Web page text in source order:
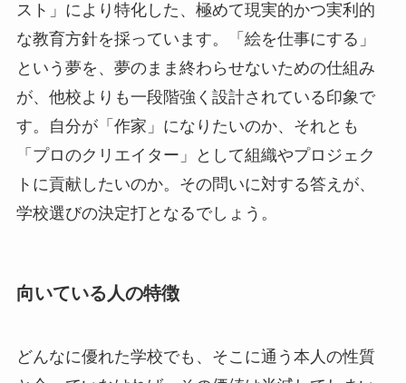
スト」により特化した、極めて現実的かつ実利的
な教育方針を採っています。「絵を仕事にする」
という夢を、夢のまま終わらせないための仕組み
が、他校よりも一段階強く設計されている印象で
す。自分が「作家」になりたいのか、それとも
「プロのクリエイター」として組織やプロジェク
トに貢献したいのか。その問いに対する答えが、
学校選びの決定打となるでしょう。
向いている人の特徴
どんなに優れた学校でも、そこに通う本人の性質